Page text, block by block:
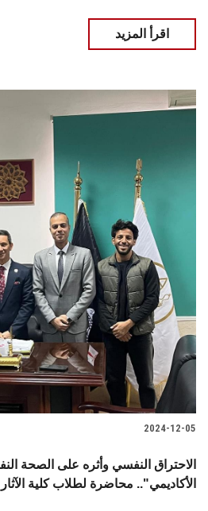
اقرأ المزيد
2024-12-05
الاحتراق النفسي وأثره على الصحة
الأكاديمي".. محاضرة لطلاب كلية الآثار